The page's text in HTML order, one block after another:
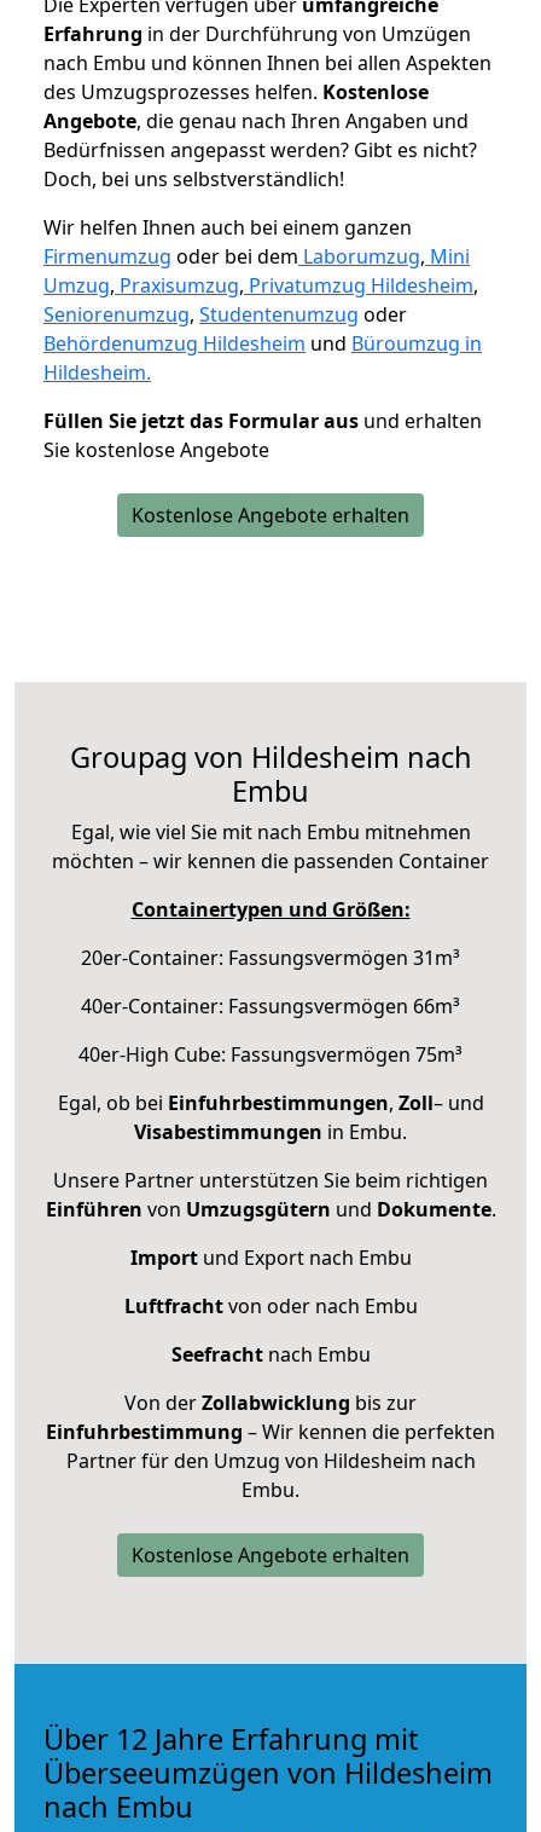
Erfahrung in der Durchführung von Umzügen
nach Embu und können Ihnen bei allen Aspekten
des Umzugsprozesses helfen. Kostenlose
Angebote, die genau nach Ihren Angaben und
Bedürfnissen angepasst werden? Gibt es nicht?
Doch, bei uns selbstverständlich!
Wir helfen Ihnen auch bei einem ganzen
Firmenumzug oder bei dem Laborumzug, Mini
Umzug, Praxisumzug, Privatumzug Hildesheim,
Seniorenumzug, Studentenumzug oder
Behördenumzug Hildesheim und Büroumzug in
Hildesheim.
Füllen Sie jetzt das Formular aus und erhalten
Sie kostenlose Angebote
Kostenlose Angebote erhalten
Groupag von Hildesheim nach
Embu
Egal, wie viel Sie mit nach Embu mitnehmen
möchten – wir kennen die passenden Container
Containertypen und Größen:
20er-Container: Fassungsvermögen 31m³
40er-Container: Fassungsvermögen 66m³
40er-High Cube: Fassungsvermögen 75m³
Egal, ob bei Einfuhrbestimmungen, Zoll– und
Visabestimmungen in Embu.
Unsere Partner unterstützen Sie beim richtigen
Einführen von Umzugsgütern und Dokumente.
Importund Export nach Embu
Luftfrachtvon oder nach Embu
Seefrachtnach Embu
Von derZollabwicklung bis zur
Einfuhrbestimmung – Wir kennen die perfekten
Partner für den Umzug von Hildesheim nach
Embu.
Kostenlose Angebote erhalten
Über 12 Jahre Erfahrung mit
Überseeumzügen von Hildesheim
nach Embu